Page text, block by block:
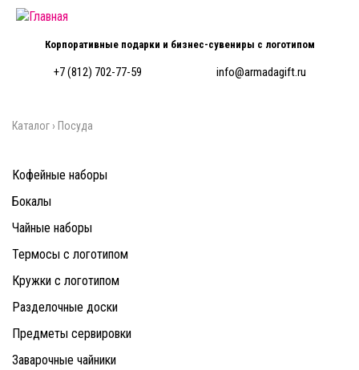
Перейти к основному содержанию
Корпоративные подарки и бизнес-сувениры с логотипом
+7 (812) 702-77-59 info@armadagift.ru
Вы здесь
Каталог › Посуда
Кофейные наборы
Бокалы
Чайные наборы
Термосы с логотипом
Кружки с логотипом
Разделочные доски
Предметы сервировки
Заварочные чайники